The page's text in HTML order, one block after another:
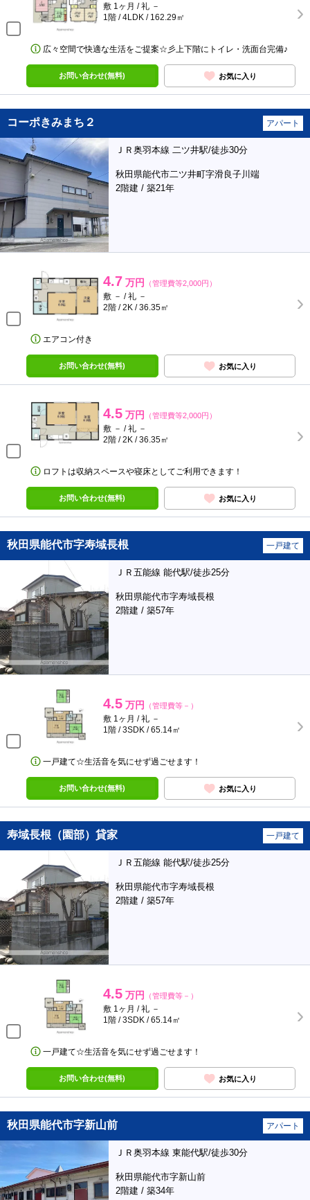
敷 1ヶ月 / 礼 －
1階 / 4LDK / 162.29㎡
広々空間で快適な生活をご提案☆彡上下階にトイレ・洗面台完備♪
お問い合わせ(無料) お気に入り
コーポきみまち２ アパート
ＪＲ奥羽本線 二ツ井駅/徒歩30分
秋田県能代市二ツ井町字滑良子川端
2階建 / 築21年
4.7 万円 （管理費等2,000円）
敷 － / 礼 －
2階 / 2K / 36.35㎡
エアコン付き
お問い合わせ(無料) お気に入り
4.5 万円 （管理費等2,000円）
敷 － / 礼 －
2階 / 2K / 36.35㎡
ロフトは収納スペースや寝床としてご利用できます！
お問い合わせ(無料) お気に入り
秋田県能代市字寿域長根 一戸建て
ＪＲ五能線 能代駅/徒歩25分
秋田県能代市字寿域長根
2階建 / 築57年
4.5 万円 （管理費等－）
敷 1ヶ月 / 礼 －
1階 / 3SDK / 65.14㎡
一戸建て☆生活音を気にせず過ごせます！
お問い合わせ(無料) お気に入り
寿域長根（園部）貸家 一戸建て
ＪＲ五能線 能代駅/徒歩25分
秋田県能代市字寿域長根
2階建 / 築57年
4.5 万円 （管理費等－）
敷 1ヶ月 / 礼 －
1階 / 3SDK / 65.14㎡
一戸建て☆生活音を気にせず過ごせます！
お問い合わせ(無料) お気に入り
秋田県能代市字新山前 アパート
ＪＲ奥羽本線 東能代駅/徒歩30分
秋田県能代市字新山前
2階建 / 築34年